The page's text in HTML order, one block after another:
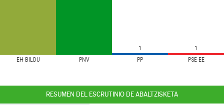
EH BILDU PNV PP PSE-EE
1 1
RESUMEN DEL ESCRUTINIO DE ABALTZISKETA